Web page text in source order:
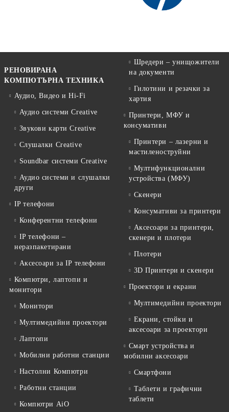
РЕНОВИРАНА
КОМПЮТЪРНА ТЕХНИКА
Аудио, Видео и Hi-Fi
Аудио системи Creative
Звукови карти Creative
Слушалки Creative
Soundbar системи Creative
Аудио системи и слушалки
други
IP телефони
Конферентни телефони
IP телефони –
неразпакетирани
Аксесоари за IP телефони
Компютри, лаптопи и
монитори
Монитори
Мултимедийни проектори
Лаптопи
Мобилни работни станции
Настолни Компютри
Работни станции
Компютри AiO
Шредери – унищожители
на документи
Гилотини и резачки за
хартия
Принтери, МФУ и
консумативи
Принтери – лазерни и
мастиленоструйни
Мултифункционални
устройства (МФУ)
Скенери
Консумативи за принтери
Аксесоари за принтери,
скенери и плотери
Плотери
3D Принтери и скенери
Проектори и екрани
Мултимедийни проектори
Екрани, стойки и
аксесоари за проектори
Смарт устройства и
мобилни аксесоари
Смартфони
Таблети и графични
таблети